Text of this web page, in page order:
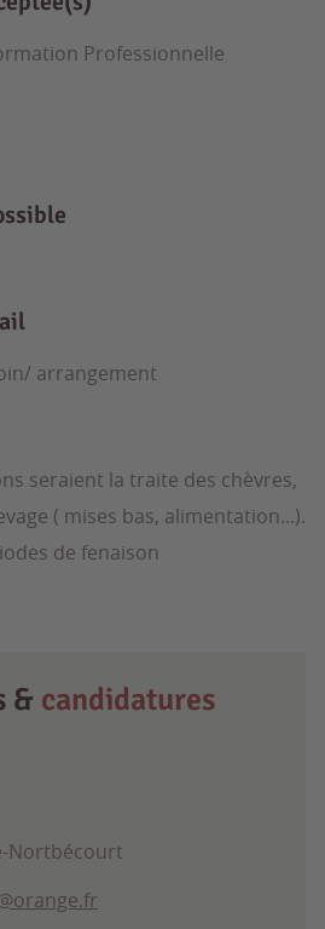
Professionnelle
arrangement
seraient la traite des chèvres,
( mises bas, alimentation...).
de fenaison
& candidatures
Nortbécourt